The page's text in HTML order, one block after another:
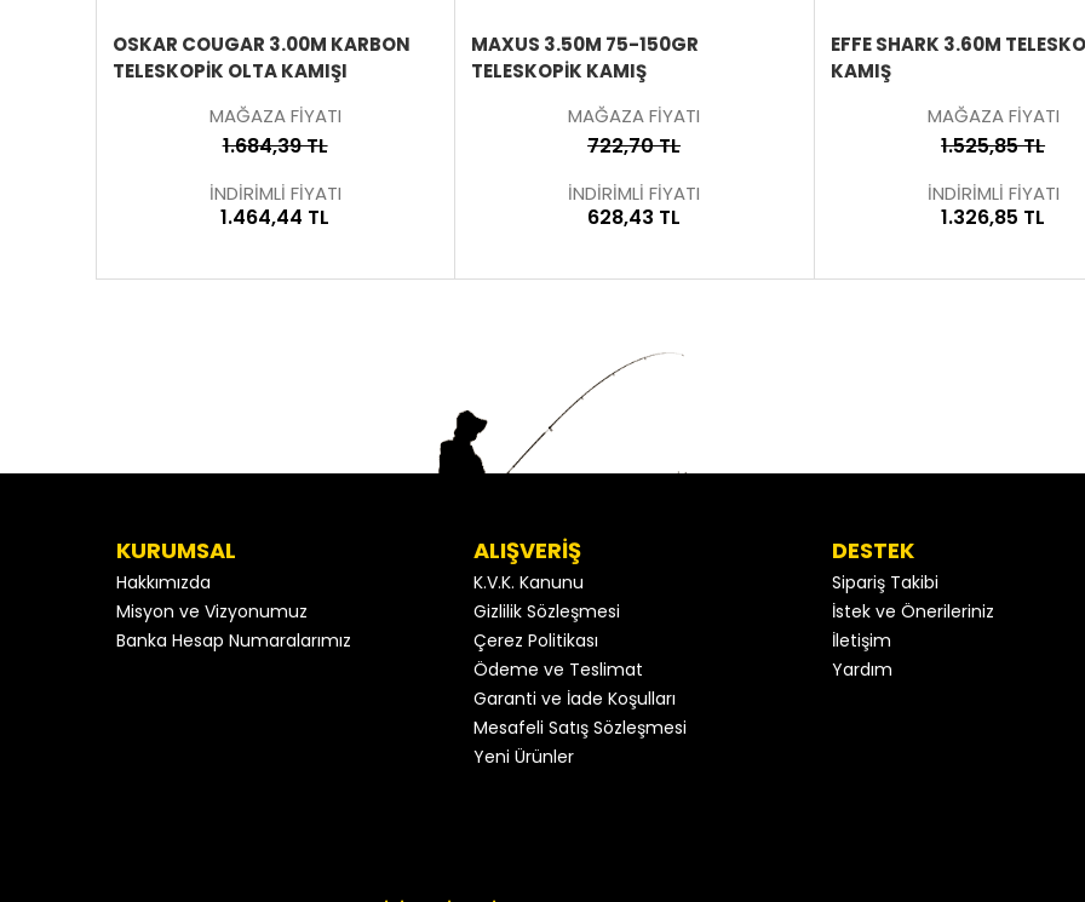
OSKAR COUGAR 3.00M KARBON
TELESKOPİK OLTA KAMIŞI
MAĞAZA FİYATI
1.684,39 TL
İNDİRİMLİ FİYATI
1.464,44 TL
MAXUS 3.50M 75-150GR
TELESKOPİK KAMIŞ
MAĞAZA FİYATI
722,70 TL
İNDİRİMLİ FİYATI
628,43 TL
EFFE SHARK 3.60M
KAMIŞ
MAĞAZA FİYATI
1.525,85 TL
İNDİRİMLİ FİYATI
1.326,85 TL
KURUMSAL
Hakkımızda
Misyon ve Vizyonumuz
Banka Hesap Numaralarımız
ALIŞVERİŞ
K.V.K. Kanunu
Gizlilik Sözleşmesi
Çerez Politikası
Ödeme ve Teslimat
Garanti ve İade Koşulları
Mesafeli Satış Sözleşmesi
Yeni Ürünler
DESTEK
Sipariş Takibi
İstek ve Önerileriniz
İletişim
Yardım